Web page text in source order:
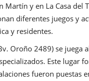
Martín y en La Casa del
diferentes juegos y
y residentes.
Oroño 2489) se
Este lugar
fueron